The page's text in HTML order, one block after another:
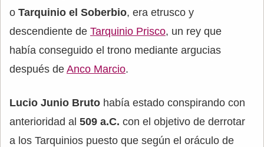
o Tarquinio el Soberbio, era etrusco y
descendiente de Tarquinio Prisco, un rey que
había conseguido el trono mediante argucias
después de Anco Marcio.
Lucio Junio Bruto había estado conspirando con
anterioridad al 509 a.C. con el objetivo de derrotar
a los Tarquinios puesto que según el oráculo de